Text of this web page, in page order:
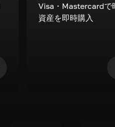
Visa・Mastercardで
資産を即時購入